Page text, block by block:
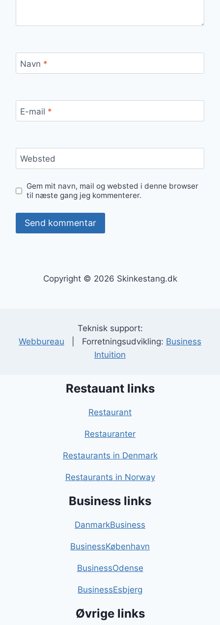
Navn *
E-mail *
Websted
Gem mit navn, mail og websted i denne browser
til næste gang jeg kommenterer.
Copyright © 2026 Skinkestang.dk
Teknisk support:
Webbureau | Forretningsudvikling: Business
Intuition
Restauant links
Restaurant
Restauranter
Restaurants in Denmark
Restaurants in Norway
Business links
DanmarkBusiness
BusinessKøbenhavn
BusinessOdense
BusinessEsbjerg
Øvrige links